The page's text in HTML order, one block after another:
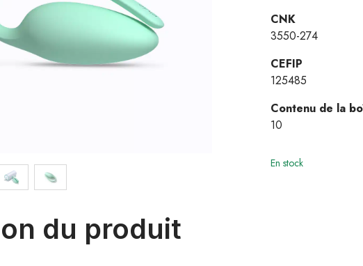
CNK
3550-274
CEFIP
125485
Contenu de la
10
En stock
du produit